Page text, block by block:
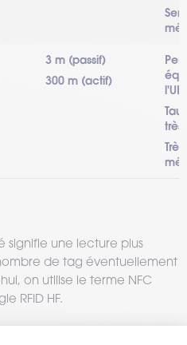
3 m (passif)
300 m (actif)
signifie une lecture plus
de tag éventuellement
on utilise le terme NFC
RFID HF.